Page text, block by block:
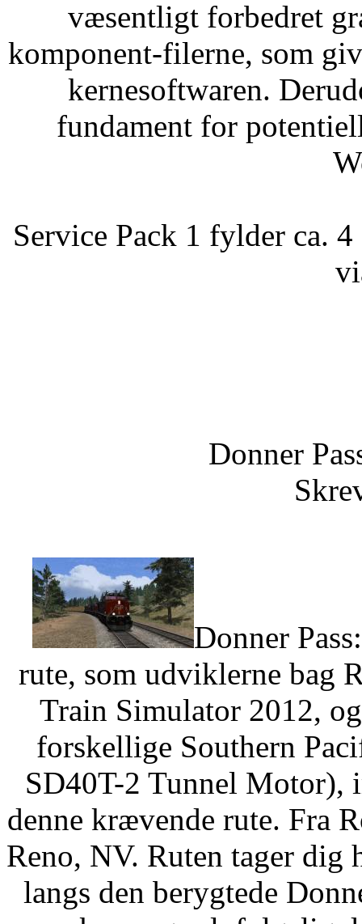
væsentligt forbedret
komponent-filerne, som
kernesoftwaren.
fundament for
Service Pack 1 fylder ca.
Donner
Donner
rute, som udviklerne bag
Train Simulator 2012,
forskellige Southern
SD40T-2 Tunnel Motor),
denne krævende rute. Fra
Reno, NV. Ruten tager dig
langs den berygtede